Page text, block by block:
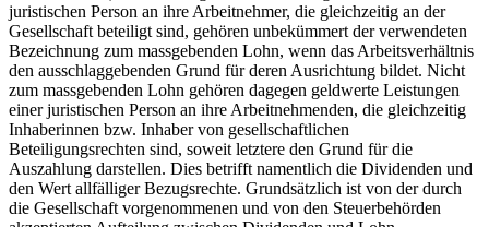
juristischen Person an ihre Arbeitnehmer, die gleichzeitig an der
Gesellschaft beteiligt sind, gehören unbekümmert der verwendeten
Bezeichnung zum massgebenden Lohn, wenn das Arbeitsverhältnis
den ausschlaggebenden Grund für deren Ausrichtung bildet. Nicht
zum massgebenden Lohn gehören dagegen geldwerte Leistungen
einer juristischen Person an ihre Arbeitnehmenden, die gleichzeitig
Inhaberinnen bzw. Inhaber von gesellschaftlichen
Beteiligungsrechten sind, soweit letztere den Grund für die
Auszahlung darstellen. Dies betrifft namentlich die Dividenden und
den Wert allfälliger Bezugsrechte. Grundsätzlich ist von der durch
die Gesellschaft vorgenommenen und von den Steuerbehörden